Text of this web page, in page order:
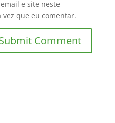
e site neste
que eu comentar.